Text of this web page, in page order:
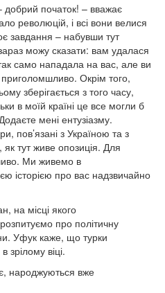
добрий початок! – вважає
революцій, і всі вони велися
завдання – набувши тут
можу сказати: вам удалася
само нападала на вас, але ви
Окрім того,
зберігається з того часу,
в моїй країні це все могли б
мені ентузіазму.
пов’язані з Україною та з
тут живе опозиція. Для
Ми живемо в
історією про вас надзвичайно
на місці якого
про політичну
Уфук каже, що турки
зрілому віці.
народжуються вже